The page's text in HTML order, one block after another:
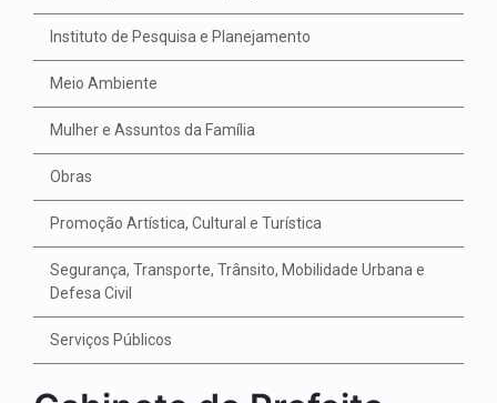
Instituto de Pesquisa e Planejamento
Meio Ambiente
Mulher e Assuntos da Família
Obras
Promoção Artística, Cultural e Turística
Segurança, Transporte, Trânsito, Mobilidade Urbana e
Defesa Civil
Serviços Públicos